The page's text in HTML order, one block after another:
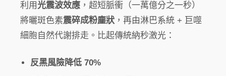
利用 光震波效應 ，超短脈衝（一萬億分之一秒）
將曬斑色素震碎成粉塵狀 ，再由淋巴系統 + 巨噬
細胞自然代謝排走。比起傳統納秒激光：
反黑風險降低 70%